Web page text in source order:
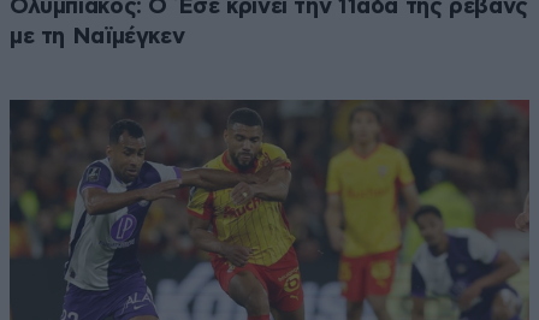
Ολυμπιακός: Ο Έσε κρίνει την 11άδα της ρεβάνς
με τη Ναϊμέγκεν